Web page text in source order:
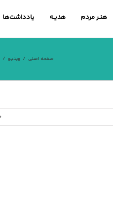
هنـر مردم هدیــه یادداشت‌ها
صفحه اصلی ویدیو